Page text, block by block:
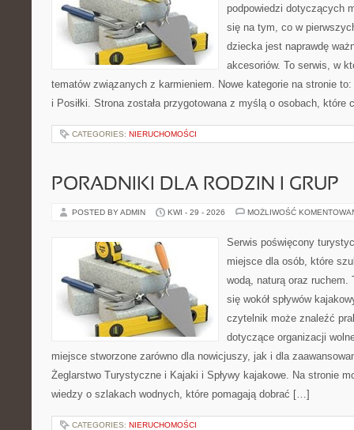
podpowiedzi dotyczących
się na tym, co w
dziecka jest naprawdę
akcesoriów. To serwis, w
tematów związanych z karmieniem. Nowe kategorie na stronie
i Posiłki. Strona została przygotowana z myślą o osobach,
CATEGORIES: NIERUCHOMOŚCI
PORADNIKI DLA RODZIN I GRUP
POSTED BY ADMIN KWI - 29 - 2026 MOŻLIWOŚĆ
Serwis poświęcony
miejsce dla osób, które
wodą, naturą oraz ruchem.
się wokół spływów
czytelnik może znaleźć
dotyczące organizacji
miejsce stworzone zarówno dla nowicjuszy, jak i dla
Żeglarstwo Turystyczne i Kajaki i Spływy kajakowe. Na stronie
wiedzy o szlakach wodnych, które pomagają dobrać […]
CATEGORIES: NIERUCHOMOŚCI